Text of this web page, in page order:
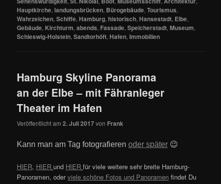
Hauptkirche,landungsbrücken, Bürogebäude,Tourismus,
Wahrzeichen,Schiffe, Hamburg,historisch, Hansestadt, Elbe,
Gebäude, Kirchturm,abends, Fassade,Speicherstadt,Museum,
Schleswig-Holstein,Sandtorhöft, Hafen,Immobilien
Hamburg Skyline Panorama
an der Elbe – mit Fähranleger
Theater im Hafen
Veröffentlicht am2. Juli 2017von Frank
Kann man am Tag fotografierenoder später 😉
HIER, HIER und HIER für viele weitere sehr breite Hamburg-
Panoramen, oderviele schöne Fotos und Panoramen findet Du